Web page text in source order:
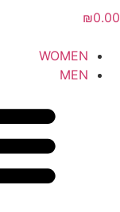
₪0.00
WOMEN
MEN